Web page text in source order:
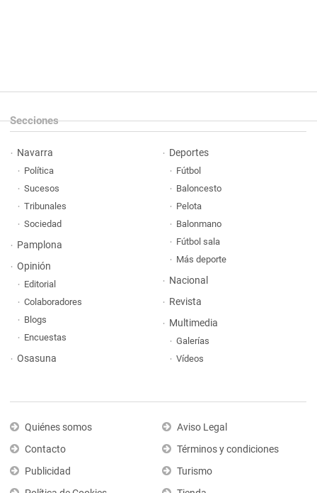
Secciones
Navarra
Política
Sucesos
Tribunales
Sociedad
Pamplona
Opinión
Editorial
Colaboradores
Blogs
Encuestas
Osasuna
Deportes
Fútbol
Baloncesto
Pelota
Balonmano
Fútbol sala
Más deporte
Nacional
Revista
Multimedia
Galerías
Vídeos
Quiénes somos
Contacto
Publicidad
Aviso Legal
Términos y condiciones
Turismo